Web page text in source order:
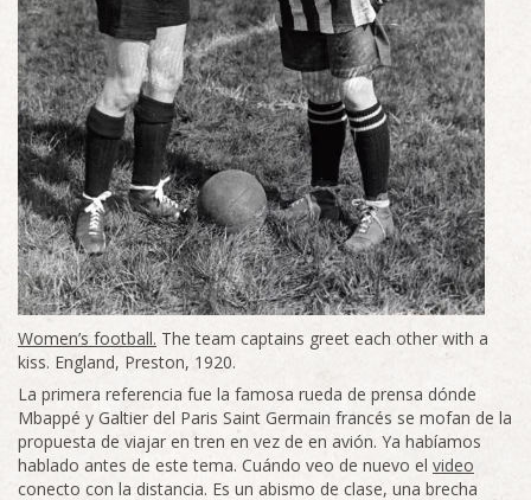
Women’s football. The team captains greet each other with a
kiss. England, Preston, 1920.
La primera referencia fue la famosa rueda de prensa dónde
Mbappé y Galtier del Paris Saint Germain francés se mofan de la
propuesta de viajar en tren en vez de en avión. Ya habíamos
hablado antes de este tema. Cuándo veo de nuevo el video
conecto con la distancia. Es un abismo de clase, una brecha